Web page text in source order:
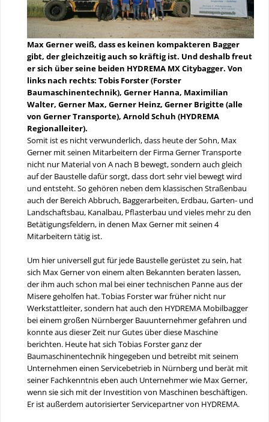
Max Gerner weiß, dass es keinen kompakteren Bagger
gibt, der gleichzeitig auch so kräftig ist. Und deshalb freut
er sich über seine beiden HYDREMA MX Citybagger. Von
links nach rechts: Tobis Forster (Forster
Baumaschinentechnik), Gerner Hanna, Maximilian
Walter, Gerner Max, Gerner Heinz, Gerner Brigitte (alle
von Gerner Transporte), Arnold Schuh (HYDREMA
Regionalleiter).
Somit ist es nicht verwunderlich, dass heute der Sohn, Max
Gerner mit seinen Mitarbeitern der Firma Gerner Transporte
nicht nur Material von A nach B bewegt, sondern auch gleich
auf der Baustelle dafür sorgt, dass dort sehr viel bewegt wird
und entsteht. So gehören neben dem klassischen Straßenbau
auch der Bereich Abbruch, Baggerarbeiten, Erdbau, Garten- und
Landschaftsbau, Kanalbau, Pflasterbau und vieles mehr zu den
Betätigungsfeldern, in denen Max Gerner mit seinen 4
Mitarbeitern tätig ist.
Um hier universell gut für jede Baustelle gerüstet zu sein, hat
sich Max Gerner von einem alten Bekannten beraten lassen,
der ihm auch schon mal bei einer technischen Panne aus der
Misere geholfen hat. Tobias Forster war früher nicht nur
Werkstattleiter, sondern hat auch den HYDREMA Mobilbagger
bei einem großen Nürnberger Bauunternehmer gefahren und
konnte aus dieser Zeit nur Gutes über diese Maschine
berichten. Heute hat sich Tobias Forster ganz der
Baumaschinentechnik hingegeben und betreibt mit seinem
Unternehmen einen Servicebetrieb in Nürnberg und berät mit
seiner Fachkenntnis eben auch Unternehmer wie Max Gerner,
wenn sie sich mit der Investition von Maschinen beschäftigen.
Er ist außerdem autorisierter Servicepartner von HYDREMA.